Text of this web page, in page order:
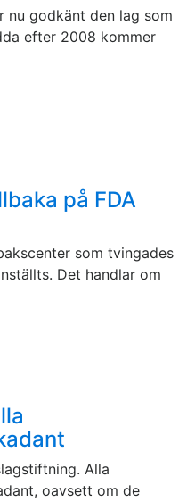
nu godkänt den lag som
efter 2008 kommer
på FDA
som tvingades
Det handlar om
Alla
oavsett om de